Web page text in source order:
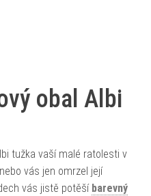
obal Albi
tužka vaší malé ratolesti v
vás jen omrzel její
vás jistě potěší barevný